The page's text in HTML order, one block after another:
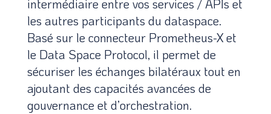
intermédiaire entre vos services / APIs et
les autres participants du dataspace.
Basé sur le connecteur Prometheus-X et
le Data Space Protocol, il permet de
sécuriser les échanges bilatéraux tout en
ajoutant des capacités avancées de
gouvernance et d’orchestration.